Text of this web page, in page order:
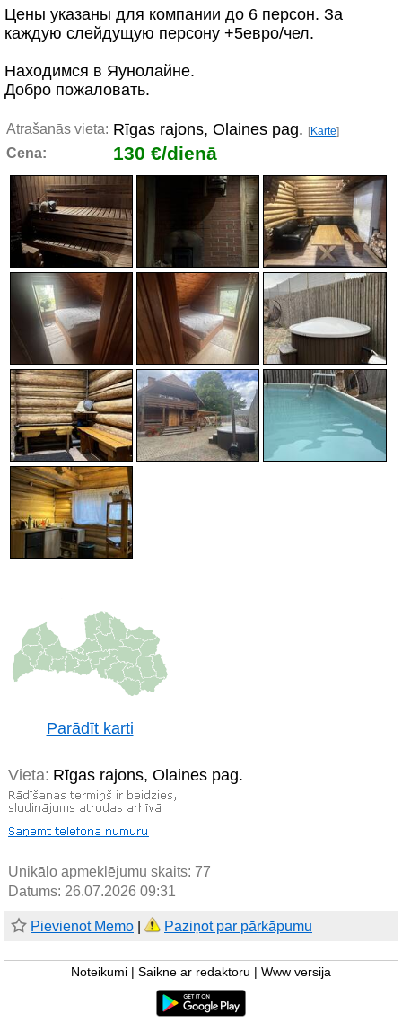
Цены указаны для компании до 6 персон. За
каждую слейдущую персону +5евро/чел.
Находимся в Яунолайне.
Добро пожаловать.
Atrašanās vieta: Rīgas rajons, Olaines pag. [Karte]
Cena: 130 €/dienā
Parādīt karti
Vieta: Rīgas rajons, Olaines pag.
Unikālo apmeklējumu skaits: 77
Datums: 26.07.2026 09:31
Pievienot Memo Paziņot par pārkāpumu
Noteikumi Saikne ar redaktoru Www versija